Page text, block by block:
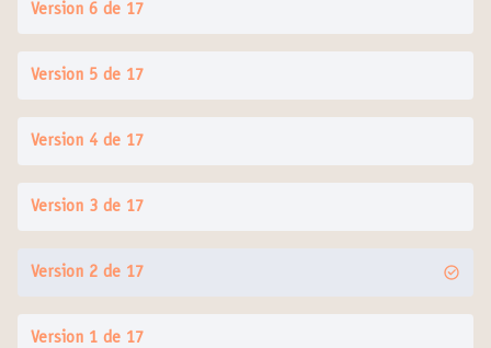
Version 6 de 17
Version 5 de 17
Version 4 de 17
Version 3 de 17
Version 2 de 17
Version 1 de 17